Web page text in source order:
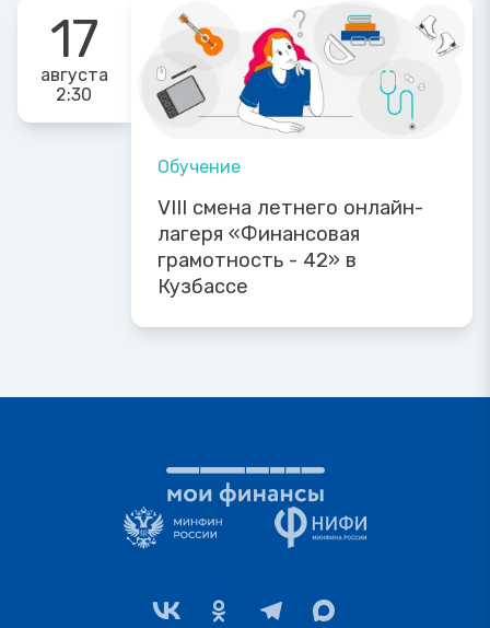
17
августа
2:30
Обучение
VIII смена летнего онлайн-
лагеря «Финансовая
грамотность - 42» в
Кузбассе